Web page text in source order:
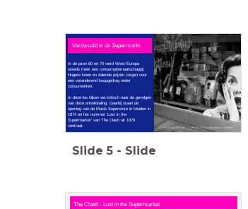
In de jaren 60 en 70 werd West-Europa
steeds meer een consumptiemaatschappij.
Hogere lonen en dalende prijzen zorgen voor
een veranderend koopgedrag onder
consumenten.
In deze les kijken we kritisch naar de gevolgen
van deze ontwikkeling. Daarbij staan de
opening van de Maxis Superstore in Muiden in
1974 en het nummer ‘Lost in the
Supermarket’ van The Clash uit 1979
centraal.
Verdwaald in de Supermarkt
I, Christoph Michels, CC BY-SA 3.0 via Wikimedia Commons
Slide 5 - Slide
The Clash - Lost in the Supermarket